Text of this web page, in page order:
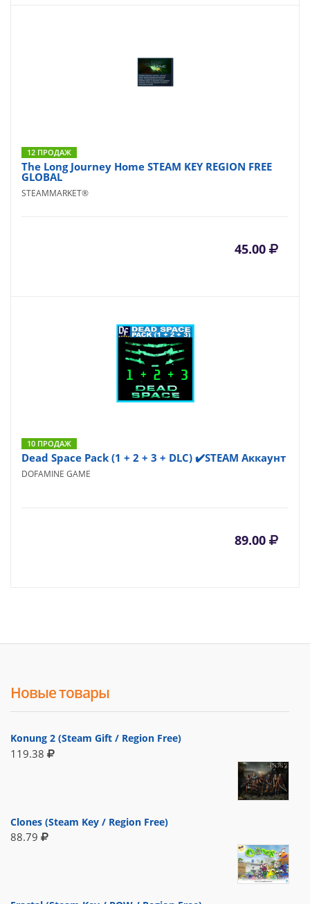
12 ПРОДАЖ
The Long Journey Home STEAM KEY REGION FREE
GLOBAL
STEAMMARKET®
45.00
10 ПРОДАЖ
Dead Space Pack (1 + 2 + 3 + DLC) ✔️STEAM Аккаунт
DOFAMINE GAME
89.00
Новые товары
Konung 2 (Steam Gift / Region Free)
119.38
Clones (Steam Key / Region Free)
88.79